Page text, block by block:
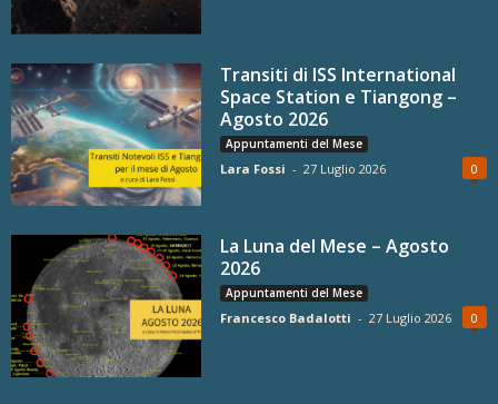
Transiti di ISS International
Space Station e Tiangong –
Agosto 2026
Appuntamenti del Mese
Lara Fossi - 27 Luglio 2026 0
La Luna del Mese – Agosto
2026
Appuntamenti del Mese
Francesco Badalotti - 27 Luglio 2026 0